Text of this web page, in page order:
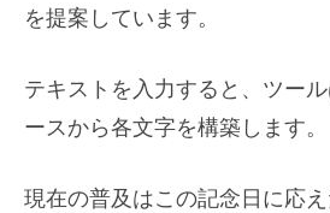
を提案しています。
テキストを入力すると、ツー
ースから各文字を構築します。
現在の普及はこの記念日に応